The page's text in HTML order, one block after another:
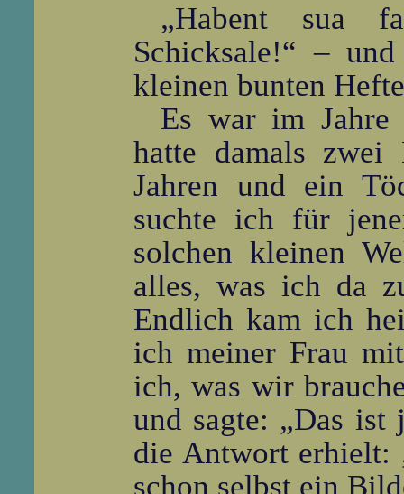
„Habent sua
Schicksale!“ –
kleinen bunten
Es war im Jahre
hatte damals zwei
Jahren und ein
suchte ich für
solchen kleinen
alles, was ich da
Endlich kam ich
ich meiner Frau
ich, was wir
und sagte: „Das ist
die Antwort erhielt:
schon selbst ein